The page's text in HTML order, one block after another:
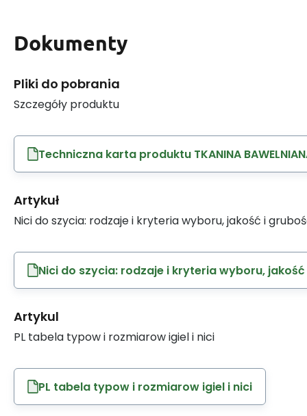
Dokumenty
Pliki do pobrania
Szczegóły produktu
Techniczna karta produktu TKANINA
Artykuł
Nici do szycia: rodzaje i kryteria wyboru, jakość i
Nici do szycia: rodzaje i kryteria wyboru,
Artykul
PL tabela typow i rozmiarow igiel i nici
PL tabela typow i rozmiarow igiel i nici